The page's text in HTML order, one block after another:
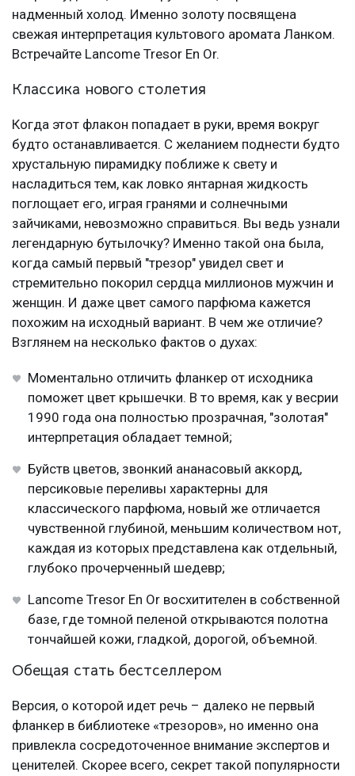
надменный холод. Именно золоту посвящена
свежая интерпретация культового аромата Ланком.
Встречайте Lancome Tresor En Or.
Классика нового столетия
Когда этот флакон попадает в руки, время вокруг
будто останавливается. С желанием поднести будто
хрустальную пирамидку поближе к свету и
насладиться тем, как ловко янтарная жидкость
поглощает его, играя гранями и солнечными
зайчиками, невозможно справиться. Вы ведь узнали
легендарную бутылочку? Именно такой она была,
когда самый первый "трезор" увидел свет и
стремительно покорил сердца миллионов мужчин и
женщин. И даже цвет самого парфюма кажется
похожим на исходный вариант. В чем же отличие?
Взглянем на несколько фактов о духах:
Моментально отличить фланкер от исходника
поможет цвет крышечки. В то время, как у весрии
1990 года она полностью прозрачная, "золотая"
интерпретация обладает темной;
Буйств цветов, звонкий ананасовый аккорд,
персиковые переливы характерны для
классического парфюма, новый же отличается
чувственной глубиной, меньшим количеством нот,
каждая из которых представлена как отдельный,
глубоко прочерченный шедевр;
Lancome Tresor En Or восхитителен в собственной
базе, где томной пеленой открываются полотна
тончайшей кожи, гладкой, дорогой, объемной.
Обещая стать бестселлером
Версия, о которой идет речь – далеко не первый
фланкер в библиотеке «трезоров», но именно она
привлекла сосредоточенное внимание экспертов и
ценителей. Скорее всего, секрет такой популярности